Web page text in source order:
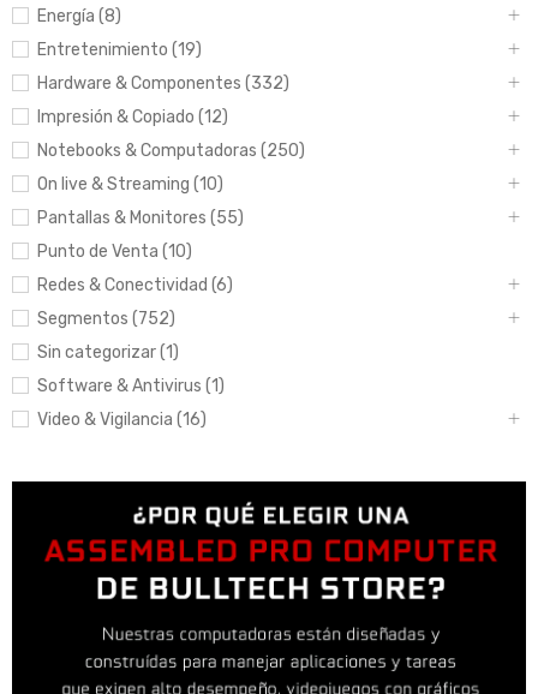
Energía (8)
Entretenimiento (19)
Hardware & Componentes (332)
Impresión & Copiado (12)
Notebooks & Computadoras (250)
On live & Streaming (10)
Pantallas & Monitores (55)
Punto de Venta (10)
Redes & Conectividad (6)
Segmentos (752)
Sin categorizar (1)
Software & Antivirus (1)
Video & Vigilancia (16)